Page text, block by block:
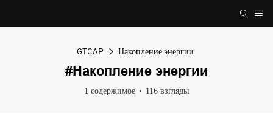
GTCAP Накопление энергии
#Накопление энергии
1 содержимое 116 взгляды